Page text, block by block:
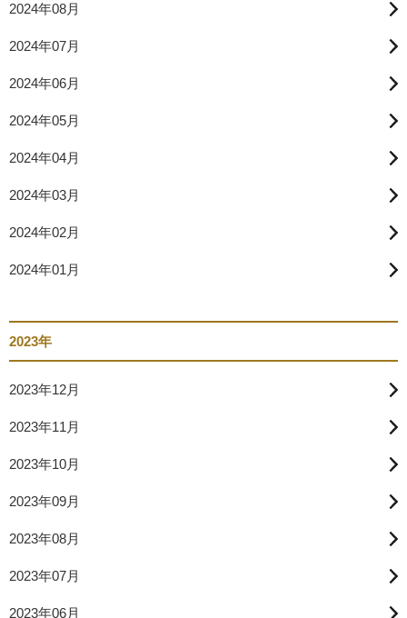
2024年08月
2024年07月
2024年06月
2024年05月
2024年04月
2024年03月
2024年02月
2024年01月
2023年
2023年12月
2023年11月
2023年10月
2023年09月
2023年08月
2023年07月
2023年06月